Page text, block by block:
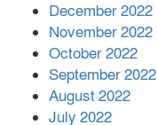
December 2022
November 2022
October 2022
September 2022
August 2022
July 2022